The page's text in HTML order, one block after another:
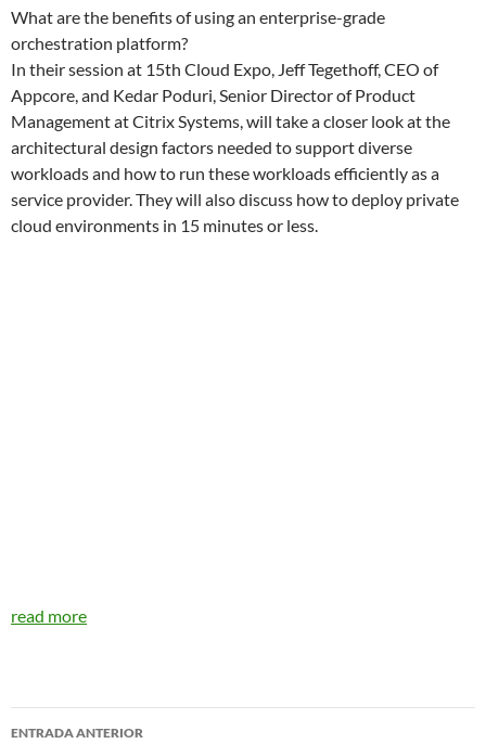
What are the benefits of using an enterprise-grade
orchestration platform?
In their session at 15th Cloud Expo, Jeff Tegethoff, CEO of
Appcore, and Kedar Poduri, Senior Director of Product
Management at Citrix Systems, will take a closer look at the
architectural design factors needed to support diverse
workloads and how to run these workloads efficiently as a
service provider. They will also discuss how to deploy private
cloud environments in 15 minutes or less.
read more
Navegador
ENTRADA ANTERIOR